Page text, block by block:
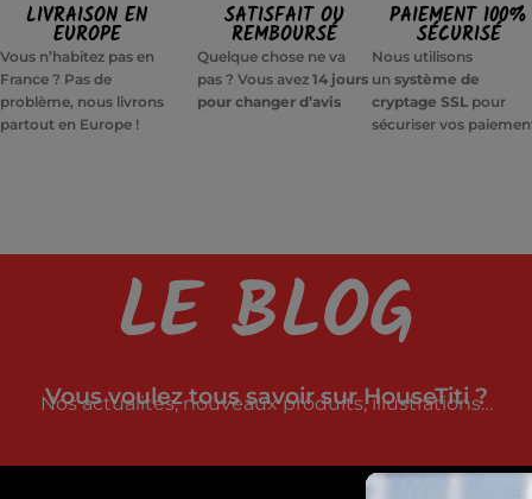
LIVRAISON EN
EUROPE
Vous n’habitez pas en
France ? Pas de
problème, nous livrons
partout en Europe !
SATISFAIT OU
REMBOURSÉ
Quelque chose ne va
pas ? Vous avez14 jours
pour changer d’avis
PAIEMENT 100%
SÉCURISÉ
Nous utilisons
un système de
cryptage SSLpour
sécuriser vos
LE BLOG
Vous voulez tous savoir sur HouseTiti ?
Nos actualités, nouveaux produits, illustrations…